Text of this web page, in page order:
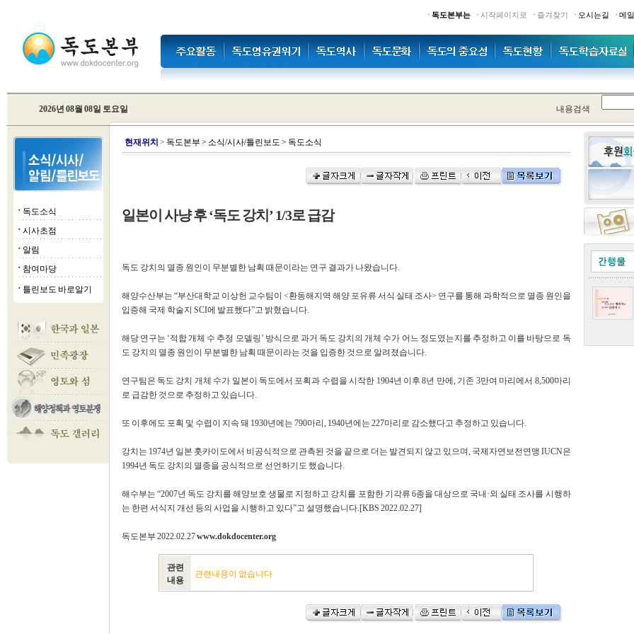
· 독도본부는 · 시작페이지로 · 즐겨찾기 · 오시는길 · 메
2026년 08월 08일 토요일 내용검색
■ 독도소식
■ 시사초점
■ 알림
■ 참여마당
■ 틀린보도 바로알기
현재위치 > 독도본부 > 소식/시사/틀린보도 > 독도소식
일본이 사냥 후 ‘독도 강치’ 1/3로 급감
독도 강치의 멸종 원인이 무분별한 남획 때문이라는 연구 결과가 나왔습니다.
해양수산부는 “부산대학교 이상헌 교수팀이 <환동해지역 해양 포유류 서식 실태 조사> 연구를 통해 과학적으로 멸종 원인을
입증해 국제 학술지 SCI에 발표했다”고 밝혔습니다.
해당 연구는 ‘적합 개체 수 추정 모델링’ 방식으로 과거 독도 강치의 개체 수가 어느 정도였는지를 추정하고 이를 바탕으로 독
도 강치의 멸종 원인이 무분별한 남획 때문이라는 것을 입증한 것으로 알려졌습니다.
연구팀은 독도 강치 개체 수가 일본이 독도에서 포획과 수렵을 시작한 1904년 이후 8년 만에, 기존 3만여 마리에서 8,500마리
로 급감한 것으로 추정하고 있습니다.
또 이후에도 포획 및 수렵이 지속 돼 1930년에는 790마리, 1940년에는 227마리로 감소했다고 추정하고 있습니다.
강치는 1974년 일본 훗카이도에서 비공식적으로 관측된 것을 끝으로 더는 발견되지 않고 있으며, 국제자연보전연맹 IUCN은
1994년 독도 강치의 멸종을 공식적으로 선언하기도 했습니다.
해수부는 “2007년 독도 강치를 해양보호 생물로 지정하고 강치를 포함한 기각류 6종을 대상으로 국내·외 실태 조사를 시행하
는 한편 서식지 개선 등의 사업을 시행하고 있다”고 설명했습니다.[KBS 2022.02.27]
독도본부 2022.02.27www.dokdocenter.org
관련
내용
관련내용이 없습니다